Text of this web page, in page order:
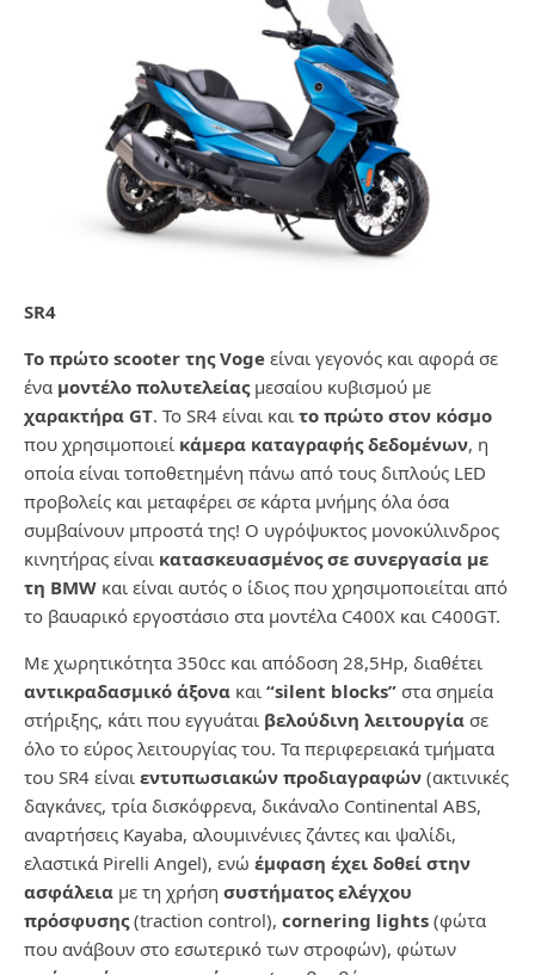
SR4
To πρώτο scooter τηςVoge είναι γεγονός και αφορά σε
ένα μοντέλο πολυτελείας μεσαίου κυβισμού με
χαρακτήρα GT. Το SR4 είναι και το πρώτο στον κόσμο
που χρησιμοποιεί κάμερα καταγραφής δεδομένων, η
οποία είναι τοποθετημένη πάνω από τους διπλούς LED
προβολείς και μεταφέρει σε κάρτα μνήμης όλα όσα
συμβαίνουν μπροστά της! O υγρόψυκτος μονοκύλινδρος
κινητήρας είναι κατασκευασμένος σε συνεργασία με
τη BMW και είναι αυτός ο ίδιος που χρησιμοποιείται από
το βαυαρικό εργοστάσιο στα μοντέλα C400X και C400GT.
Mε χωρητικότητα 350cc και απόδοση 28,5Hp, διαθέτει
αντικραδασμικό άξονα και “silent blocks” στα σημεία
στήριξης, κάτι που εγγυάται βελούδινη λειτουργία σε
όλο το εύρος λειτουργίας του. Τα περιφερειακά τμήματα
του SR4 είναι εντυπωσιακών προδιαγραφών (ακτινικές
δαγκάνες, τρία δισκόφρενα, δικάναλο Continental ABS,
αναρτήσεις Kayaba, αλουμινένιες ζάντες και ψαλίδι,
ελαστικά Pirelli Angel), ενώ έμφαση έχει δοθεί στην
ασφάλεια με τη χρήση συστήματος ελέγχου
πρόσφυσης(traction control), cornering lights (φώτα
που ανάβουν στο εσωτερικό των στροφών), φώτων